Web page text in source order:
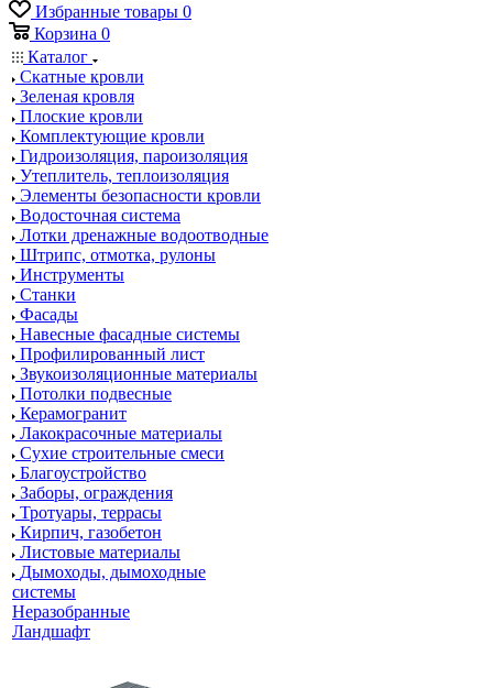
Избранные товары 0
Корзина 0
Каталог
Скатные кровли
Зеленая кровля
Плоские кровли
Комплектующие кровли
Гидроизоляция, пароизоляция
Утеплитель, теплоизоляция
Элементы безопасности кровли
Водосточная система
Лотки дренажные водоотводные
Штрипс, отмотка, рулоны
Инструменты
Станки
Фасады
Навесные фасадные системы
Профилированный лист
Звукоизоляционные материалы
Потолки подвесные
Керамогранит
Лакокрасочные материалы
Сухие строительные смеси
Благоустройство
Заборы, ограждения
Тротуары, террасы
Кирпич, газобетон
Листовые материалы
Дымоходы, дымоходные
системы
Неразобранные
Ландшафт